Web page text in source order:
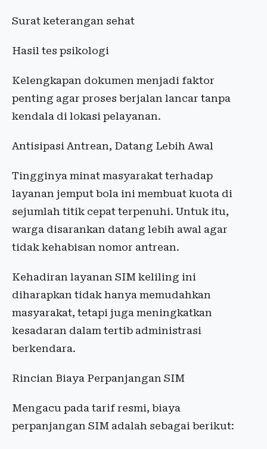
Surat keterangan sehat
Hasil tes psikologi
Kelengkapan dokumen menjadi faktor
penting agar proses berjalan lancar tanpa
kendala di lokasi pelayanan.
Antisipasi Antrean, Datang Lebih Awal
Tingginya minat masyarakat terhadap
layanan jemput bola ini membuat kuota di
sejumlah titik cepat terpenuhi. Untuk itu,
warga disarankan datang lebih awal agar
tidak kehabisan nomor antrean.
Kehadiran layanan SIM keliling ini
diharapkan tidak hanya memudahkan
masyarakat, tetapi juga meningkatkan
kesadaran dalam tertib administrasi
berkendara.
Rincian Biaya Perpanjangan SIM
Mengacu pada tarif resmi, biaya
perpanjangan SIM adalah sebagai berikut: